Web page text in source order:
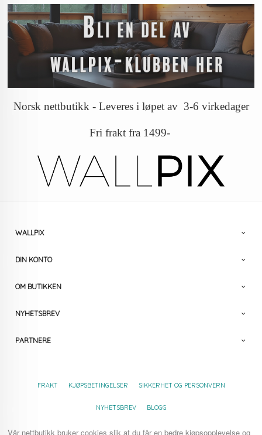
Norsk nettbutikk - Leveres i løpet av 3-6 virkedager
Fri frakt fra 1499-
WALLPIX
DIN KONTO
OM BUTIKKEN
NYHETSBREV
PARTNERE
FRAKT KJØPSBETINGELSER SIKKERHET OG PERSONVERN
NYHETSBREV BLOGG
Vår nettbutikk bruker cookies slik at du får en bedre kjøpsopplevelse og